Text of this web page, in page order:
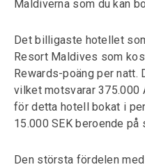
Maldiverna som du kan
Det billigaste hotellet
Resort Maldives som
Rewards-poäng per
vilket motsvarar 375.000
för detta hotell bokat i
15.000 SEK beroende på
Den största fördelen